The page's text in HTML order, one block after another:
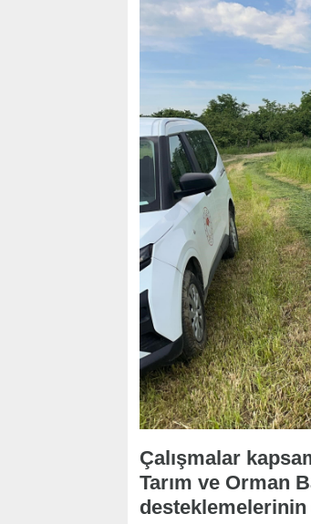
Çalışmalar
Tarım ve Orman